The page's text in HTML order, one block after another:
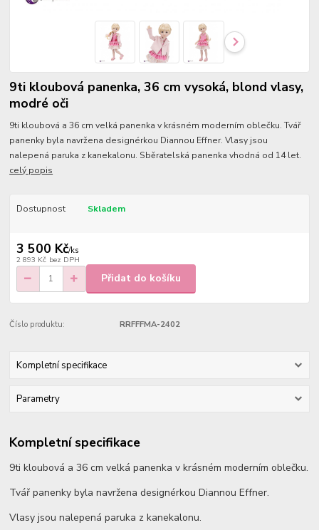
9ti kloubová panenka, 36 cm vysoká, blond vlasy,
modré oči
9ti kloubová a 36 cm velká panenka v krásném moderním oblečku. Tvář
panenky byla navržena designérkou Diannou Effner. Vlasy jsou
nalepená paruka z kanekalonu. Sběratelská panenka vhodná od 14 let.
celý popis
Dostupnost Skladem
3 500 Kč/ks
2 893 Kč bez DPH
Přidat do košíku
Číslo produktu: RRFFFMA-2402
Kompletní specifikace
Parametry
Kompletní specifikace
9ti kloubová a 36 cm velká panenka v krásném moderním oblečku.
Tvář panenky byla navržena designérkou Diannou Effner.
Vlasy jsou nalepená paruka z kanekalonu.